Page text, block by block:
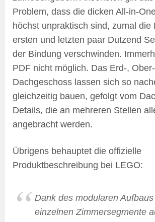
Problem, dass die dicken All-in-
höchst unpraktisch sind, zumal die
ersten und letzten paar Dutzend
der Bindung verschwinden.
PDF nicht möglich. Das Erd-,
Dachgeschoss lassen sich so
gleichzeitig bauen, gefolgt vom
Details, die an mehreren Stellen
angebracht werden.
Übrigens behauptet die offizielle
Produktbeschreibung bei LEGO:
Dank des modularen
einzelnen Zimmersegmente